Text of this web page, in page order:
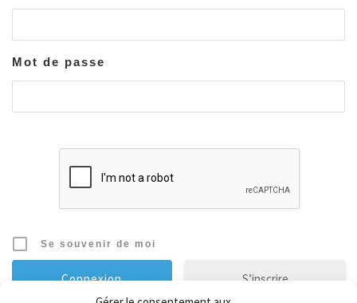
Mot de passe
Se souvenir de moi
S’inscrire